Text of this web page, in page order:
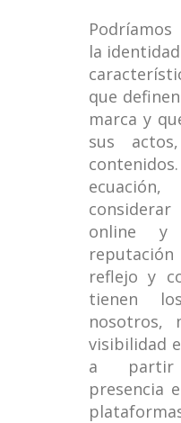
la
que
marca y
sus
online y
reflejo y
tienen
nosotros,
visibilidad
a partir
presencia